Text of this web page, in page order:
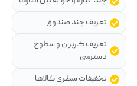
تعریف چند صندوق
تعریف کاربران و سطوح
دسترسی
تخفیفات سطری کالاها